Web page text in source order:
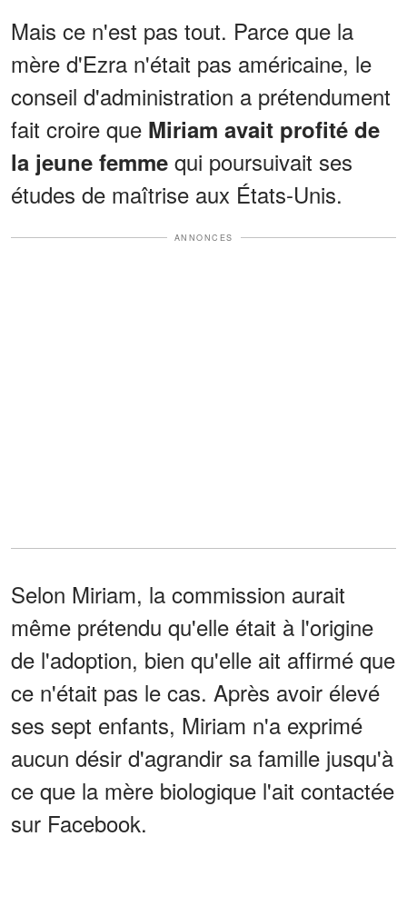
Mais ce n'est pas tout. Parce que la
mère d'Ezra n'était pas américaine, le
conseil d'administration a prétendument
fait croire que Miriam avait profité de
la jeune femme qui poursuivait ses
études de maîtrise aux États-Unis.
ANNONCES
Selon Miriam, la commission aurait
même prétendu qu'elle était à l'origine
de l'adoption, bien qu'elle ait affirmé que
ce n'était pas le cas. Après avoir élevé
ses sept enfants, Miriam n'a exprimé
aucun désir d'agrandir sa famille jusqu'à
ce que la mère biologique l'ait contactée
sur Facebook.